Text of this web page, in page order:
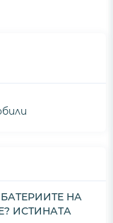
НА
ИСТИНАТА